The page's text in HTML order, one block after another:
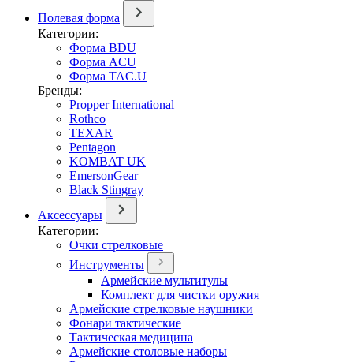
Полевая форма
Категории:
Форма BDU
Форма ACU
Форма TAC.U
Бренды:
Propper International
Rothco
TEXAR
Pentagon
KOMBAT UK
EmersonGear
Black Stingray
Аксессуары
Категории:
Очки стрелковые
Инструменты
Армейские мультитулы
Комплект для чистки оружия
Армейские стрелковые наушники
Фонари тактические
Тактическая медицина
Армейские столовые наборы